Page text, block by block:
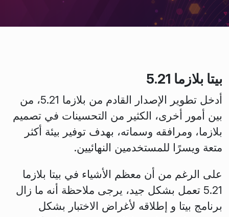
بيتا بلازما 5.21
أدخل تطوير الإصدار القادم من بلازما 5.21، من
بين أمور أخرى، الكثير من التحسينات في تصميم
بلازما، ومرافقه وسماته، بهدف توفير بيئة أكثر
متعة ويسرًا للمستخدمين النهائيين.
على الرغم من أن معظم الأشياء في بيتا بلازما
5.21 تعمل بشكل جيد، يرجى ملاحظة أنه ما زال
برنامج بيتا و إطلاقه لأغراض الاختبار بشكل